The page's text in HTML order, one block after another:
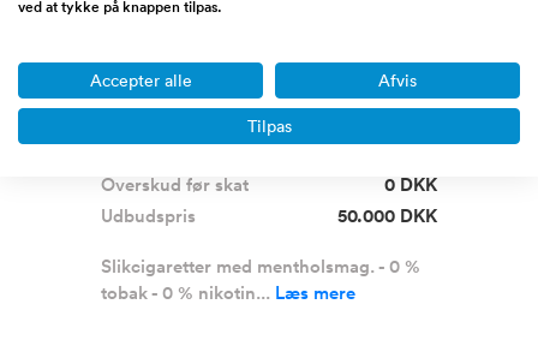
Stort potentiale - 70 år gammelt
produkt søger nyt liv
Overskud før skat
0 DKK
Udbudspris
50.000 DKK
Slikcigaretter med mentholsmag. - 0 %
tobak - 0 % nikotin... Læs mere
ved at tykke på knappen tilpas.
Accepter alle Afvis
Tilpas